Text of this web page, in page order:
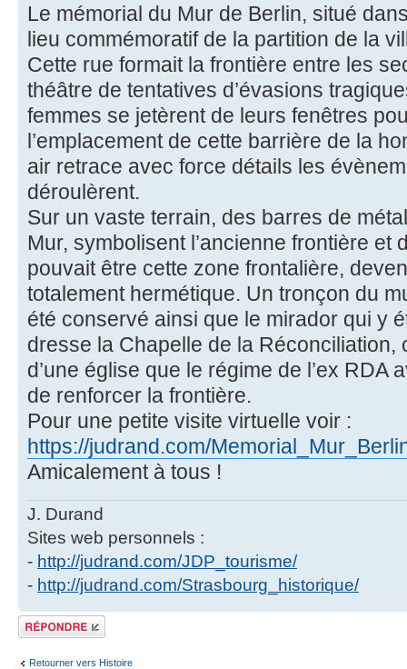
Le mémorial du Mur de Berlin, situé
lieu commémoratif de la partition de la
Cette rue formait la frontière entre les
théâtre de tentatives d’évasions
femmes se jetèrent de leurs fenêtres
l’emplacement de cette barrière de la
air retrace avec force détails les
déroulèrent.
Sur un vaste terrain, des barres de
Mur, symbolisent l’ancienne frontière et
pouvait être cette zone frontalière,
totalement hermétique. Un tronçon du
été conservé ainsi que le mirador qui y
dresse la Chapelle de la Réconciliation,
d’une église que le régime de l’ex RDA
de renforcer la frontière.
Pour une petite visite virtuelle voir :
https://judrand.com/
Amicalement à tous !
J. Durand
Sites web personnels :
- http://judrand.com/JDP_tourisme/
- http://judrand.com/Strasbourg_historique/
Répondre
Retourner vers Histoire